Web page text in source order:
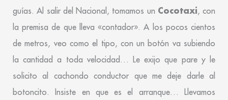
guías. Al salir del Nacional, tomamos un Cocotaxi, con
la premisa de que lleva «contador». A los pocos cientos
de metros, veo como el tipo, con un botón va subiendo
la cantidad a toda velocidad… Le exijo que pare y le
solicito al cachondo conductor que me deje darle al
botoncito. Insiste en que es el arranque… Llevamos